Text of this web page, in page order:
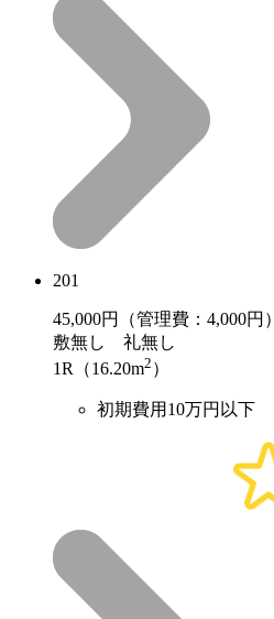
201
45,000円（管理費：4,000円）
敷無し 礼無し
1R（16.20m2 ）
初期費用10万円以下